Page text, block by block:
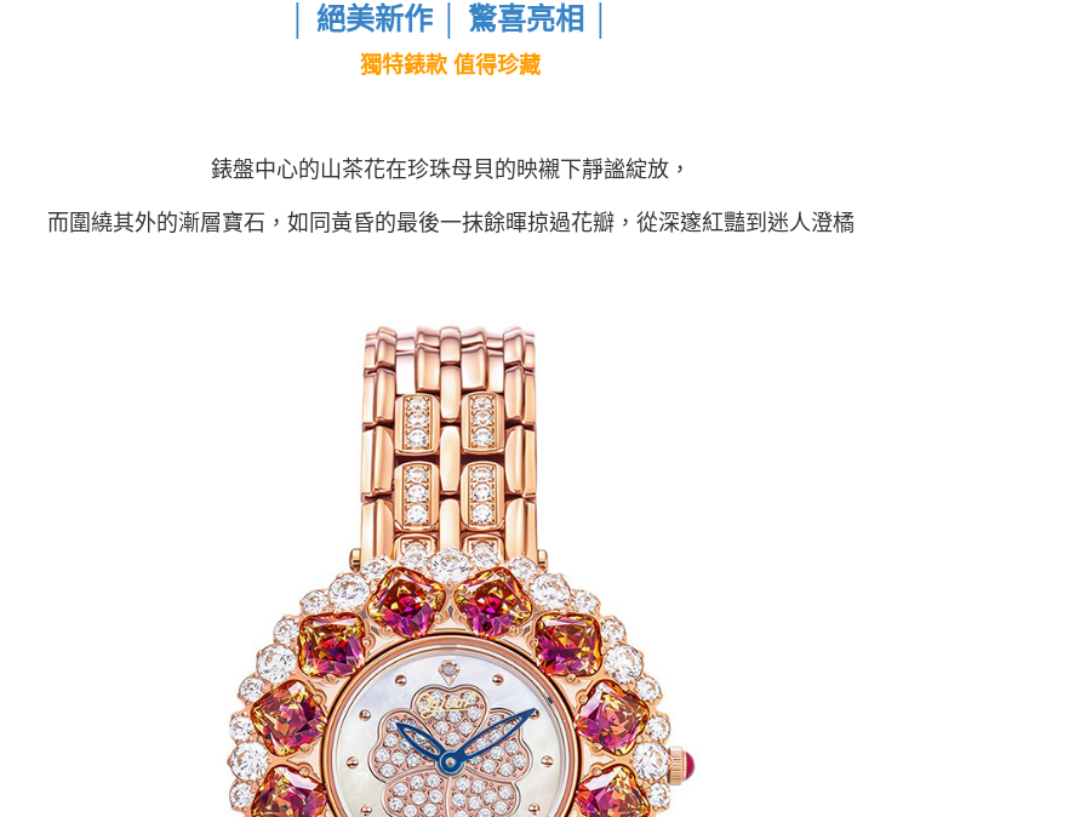
絕美新作 驚喜亮相
獨特錶款 值得珍藏
錶盤中心的山茶花在珍珠母貝的映襯下靜謐綻放，
而圍繞其外的漸層寶石，如同黃昏的最後一抹餘暉掠過花瓣，從深邃紅豔到迷人澄橘